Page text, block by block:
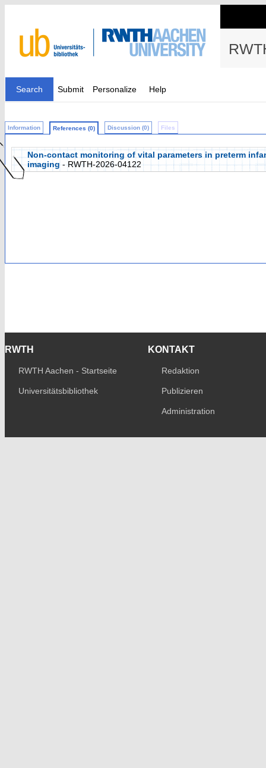
Search Submit Personalize Help
Information References (0) Discussion (0) Files
Non-contact monitoring of vital parameters in preterm
imaging - RWTH-2026-04122
RWTH
RWTH Aachen - Startseite
Universitätsbibliothek
KONTAKT
Redaktion
Publizieren
Administration